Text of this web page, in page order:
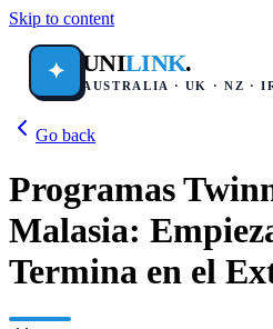
Skip to content
✦ UNILINK.
AUSTRALIA · UK · NZ ·
Go back
Programas
Malasia:
Termina en el